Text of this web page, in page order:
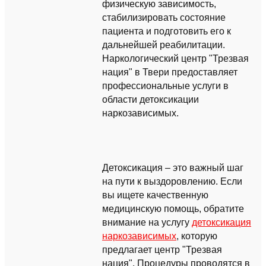
физическую зависимость,
стабилизировать состояние
пациента и подготовить его к
дальнейшей реабилитации.
Наркологический центр "Трезвая
нация" в Твери предоставляет
профессиональные услуги в
области детоксикации
наркозависимых.
Детоксикация – это важный шаг
на пути к выздоровлению. Если
вы ищете качественную
медицинскую помощь, обратите
внимание на услугу детоксикация
наркозависимых, которую
предлагает центр "Трезвая
нация". Процедуры проводятся в